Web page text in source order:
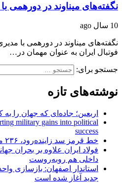
نگفته‌های میناوند در
10 سال ago
نگفته‌های میناوند در دورهمی با
فوتبال ایران به عنوان مهمان در…
جستجو برای:
نوشته‌های تازه
اربعین؛ جاده‌ای که جهان را به
military gains into political
success
خط قرمز سد زاینده‌رود، ۲۳۶ میلیون مترمکعب است
فولاد ایران علاوه بر بحران
داخلی هم روبه‌روست
استاندار اصفهان: بازسازی
جدید آغاز شده است